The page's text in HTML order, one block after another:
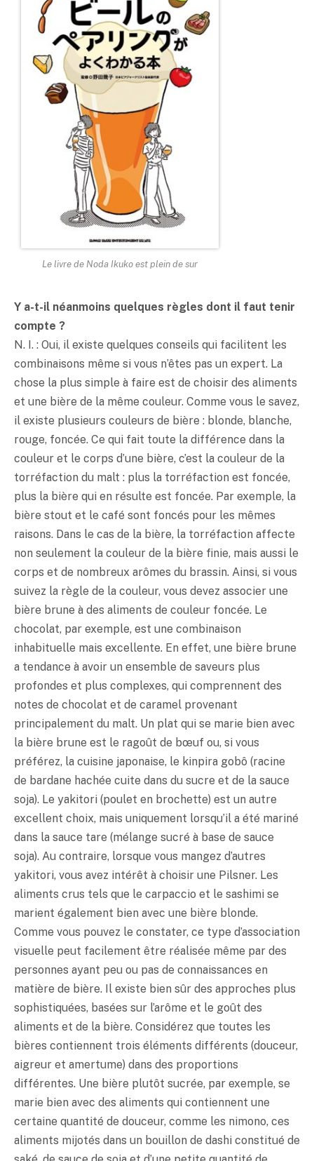
Le livre de Noda Ikuko est plein de sur
Y a-t-il néanmoins quelques règles dont il faut tenir
compte ?
N. I. : Oui, il existe quelques conseils qui facilitent les
combinaisons même si vous n’êtes pas un expert. La
chose la plus simple à faire est de choisir des aliments
et une bière de la même couleur. Comme vous le savez,
il existe plusieurs couleurs de bière : blonde, blanche,
rouge, foncée. Ce qui fait toute la différence dans la
couleur et le corps d’une bière, c’est la couleur de la
torréfaction du malt : plus la torréfaction est foncée,
plus la bière qui en résulte est foncée. Par exemple, la
bière stout et le café sont foncés pour les mêmes
raisons. Dans le cas de la bière, la torréfaction affecte
non seulement la couleur de la bière finie, mais aussi le
corps et de nombreux arômes du brassin. Ainsi, si vous
suivez la règle de la couleur, vous devez associer une
bière brune à des aliments de couleur foncée. Le
chocolat, par exemple, est une combinaison
inhabituelle mais excellente. En effet, une bière brune
a tendance à avoir un ensemble de saveurs plus
profondes et plus complexes, qui comprennent des
notes de chocolat et de caramel provenant
principalement du malt. Un plat qui se marie bien avec
la bière brune est le ragoût de bœuf ou, si vous
préférez, la cuisine japonaise, le kinpira gobô (racine
de bardane hachée cuite dans du sucre et de la sauce
soja). Le yakitori (poulet en brochette) est un autre
excellent choix, mais uniquement lorsqu’il a été mariné
dans la sauce tare (mélange sucré à base de sauce
soja). Au contraire, lorsque vous mangez d’autres
yakitori, vous avez intérêt à choisir une Pilsner. Les
aliments crus tels que le carpaccio et le sashimi se
marient également bien avec une bière blonde.
Comme vous pouvez le constater, ce type d’association
visuelle peut facilement être réalisée même par des
personnes ayant peu ou pas de connaissances en
matière de bière. Il existe bien sûr des approches plus
sophistiquées, basées sur l’arôme et le goût des
aliments et de la bière. Considérez que toutes les
bières contiennent trois éléments différents (douceur,
aigreur et amertume) dans des proportions
différentes. Une bière plutôt sucrée, par exemple, se
marie bien avec des aliments qui contiennent une
certaine quantité de douceur, comme les nimono, ces
aliments mijotés dans un bouillon de dashi constitué de